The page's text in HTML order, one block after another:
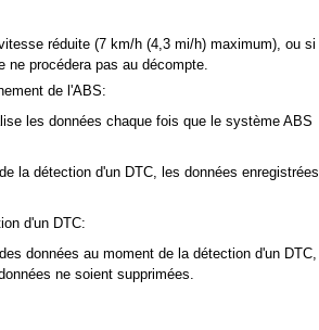
réduite (7 km/h (4,3 mi/h) maximum), ou si
ne procédera pas au décompte.
de l'ABS:
les données chaque fois que le système ABS
la détection d'un DTC, les données enregistrées
d'un DTC:
données au moment de la détection d'un DTC,
ne soient supprimées.